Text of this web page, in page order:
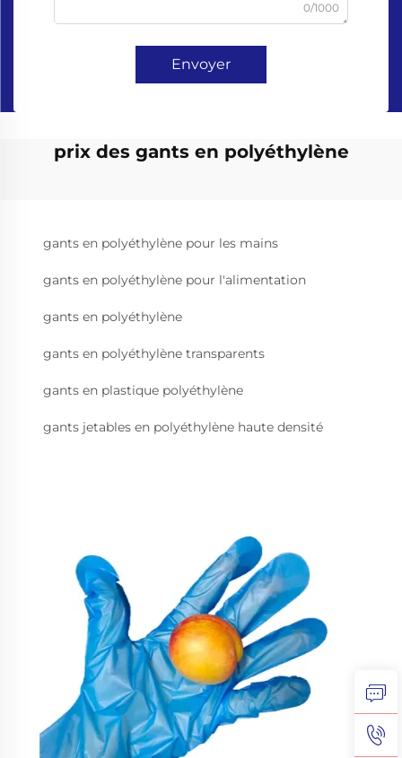
0/1000
Envoyer
prix des gants en polyéthylène
gants en polyéthylène pour les mains
gants en polyéthylène pour l'alimentation
gants en polyéthylène
gants en polyéthylène transparents
gants en plastique polyéthylène
gants jetables en polyéthylène haute densité